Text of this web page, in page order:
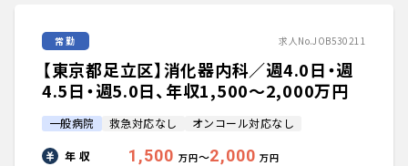
常勤 求人No.JOB530211
【東京都足立区】消化器内科／週4.0日・週
4.5日・週5.0日、年収1,500〜2,000万円
一般病院 救急対応なし オンコール対応なし
年 収 1,500 万円〜2,000 万円